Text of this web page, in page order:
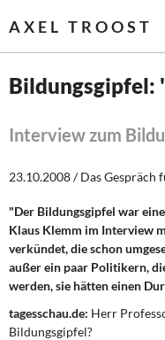
AXEL TROOST
Leitlinien linker
Wirtschaftspolitik
Steuer- und
Öffentliche
Interview zum
23.10.2008 / Das Gespräch
"Der Bildungsgipfel war
Klaus Klemm im Interview
verkündet, die schon
außer ein paar Politikern,
werden, sie hätten einen
tagesschau.de: Herr
Bildungsgipfel?